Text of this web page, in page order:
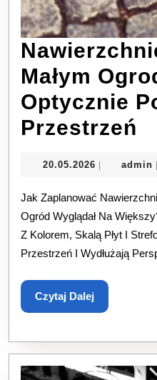
Małym
Optycznie
Przestrzeń
W
20.05.2026 20.05.2026
admin
Jak Zaplanować
Ogród Wyglądał Na
Z Kolorem, Skalą Płyt I
Przestrzeń I Wydłużają
Czytaj DalejCzytaj
Dalej